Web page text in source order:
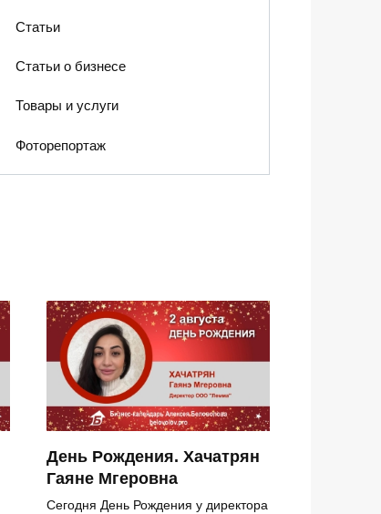
Статьи
Статьи о бизнесе
Товары и услуги
Фоторепортаж
День Рождения. Хачатрян
Гаяне Мгеровна
Сегодня День Рождения у директора